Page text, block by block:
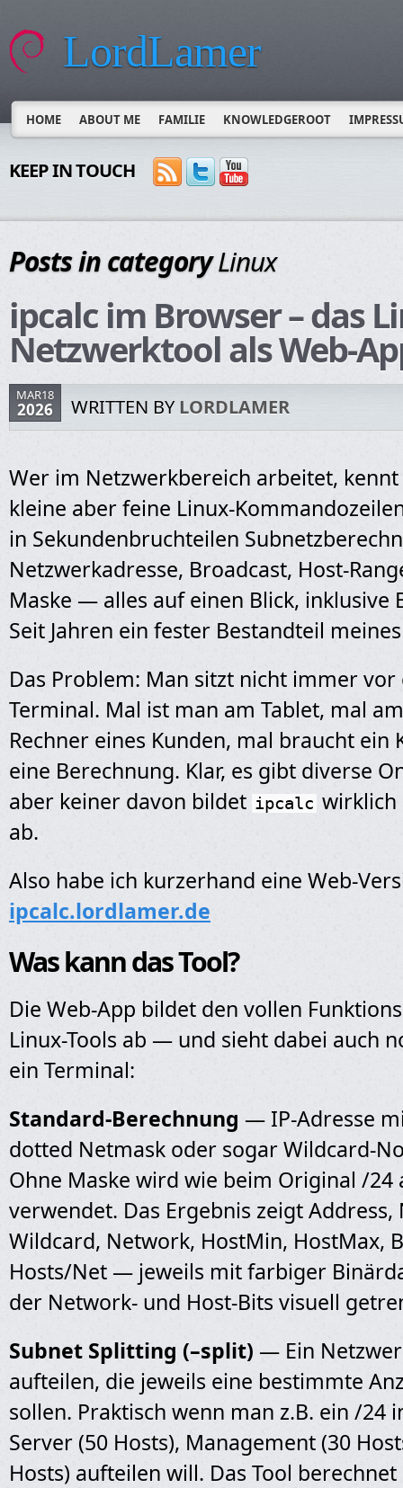
LordLamer
HOME ABOUT ME FAMILIE KNOWLEDGEROOT
KEEP IN TOUCH
Posts in categoryLinux
ipcalc im Browser – das
Netzwerktool als Web-
MAR18
2026 WRITTEN BYLORDLAMER
Wer im Netzwerkbereich arbeitet, kennt
kleine aber feine Linux-
in Sekundenbruchteilen
Netzwerkadresse, Broadcast, Host-
Maske — alles auf einen Blick, inklusive
Seit Jahren ein fester Bestandteil
Das Problem: Man sitzt nicht immer vor
Terminal. Mal ist man am Tablet, mal
Rechner eines Kunden, mal braucht ein
eine Berechnung. Klar, es gibt diverse
aber keiner davon bildet ipcalc
ab.
Also habe ich kurzerhand eine Web-
ipcalc.lordlamer.de
Was kann das Tool?
Die Web-App bildet den vollen
Linux-Tools ab — und sieht dabei auch
ein Terminal:
Standard-Berechnung — IP-Adresse
dotted Netmask oder sogar Wildcard-
Ohne Maske wird wie beim Original /24
verwendet. Das Ergebnis zeigt Address,
Wildcard, Network, HostMin, HostMax,
Hosts/Net — jeweils mit farbiger
der Network- und Host-Bits visuell
Subnet Splitting (–split) — Ein
aufteilen, die jeweils eine bestimmte
sollen. Praktisch wenn man z.B. ein /24
Server (50 Hosts), Management (30
Hosts) aufteilen will. Das Tool